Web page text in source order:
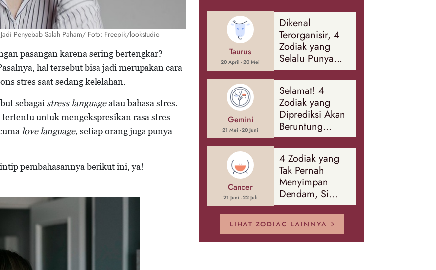
Penyebab Salah Paham/ Foto: Freepik/lookstudio
pasangan karena sering bertengkar?
hal tersebut bisa jadi merupakan cara
stres saat sedang kelelahan.
sebagaistress languageatau bahasa stres.
untuk mengekspresikan rasa stres
love language, setiap orang juga punya
pembahasannya berikut ini, ya!
Taurus
20 April - 20 Mei
Dikenal
Terorganisir, 4
Zodiak yang
Selalu Punya
Rencana
Cadangan Soal
Banyak Hal
Gemini
21 Mei - 20 Juni
Selamat! 4
Zodiak yang
Diprediksi Akan
Beruntung
Sepanjang
Agustus 2026
Cancer
21 Juni - 22 Juli
4 Zodiak yang
Tak Pernah
Menyimpan
Dendam, Si
Paling Mudah
Memaafkan!
LIHAT ZODIAC LAINNYA